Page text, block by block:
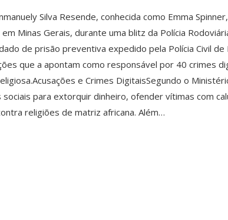
Silva Resende, conhecida como Emma
Minas Gerais, durante uma blitz da Polícia
de prisão preventiva expedido pela Polícia Civil de
que a apontam como responsável por 40 crimes
e Crimes DigitaisSegundo o
sociais para extorquir dinheiro, ofender vítimas com
religiões de matriz africana. Além…